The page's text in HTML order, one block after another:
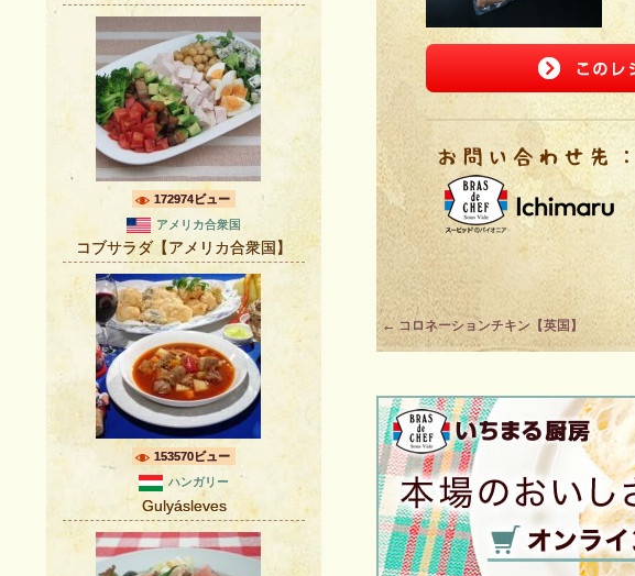
Post
navigation
← コロネーションチキン【英国】
172974ビュー
アメリカ合衆国
コブサラダ【アメリカ合衆国】
153570ビュー
ハンガリー
Gulyásleves